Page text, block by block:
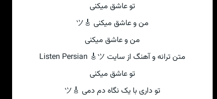
تو عاشق میکنی‌
من و عاشق میکنی‌ 🎸ツ
من و عاشق میکنی‌
متن ترانه و آهنگ از سایت Listen Persian 🎸ツ
تو عاشق میکنی‌
تو داری با یک نگاه دم دمی 🎸ツ